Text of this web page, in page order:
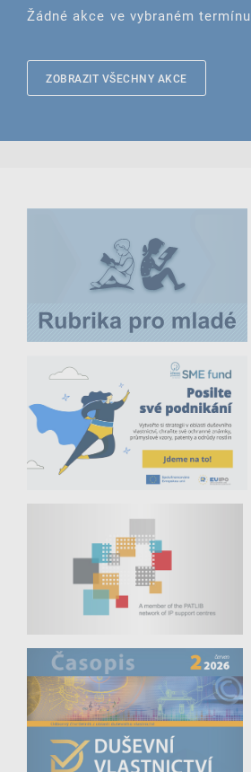
Žádné akce ve vybraném termínu
ZOBRAZIT VŠECHNY AKCE